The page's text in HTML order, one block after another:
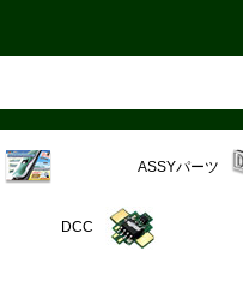
ASSYパーツ
DCC